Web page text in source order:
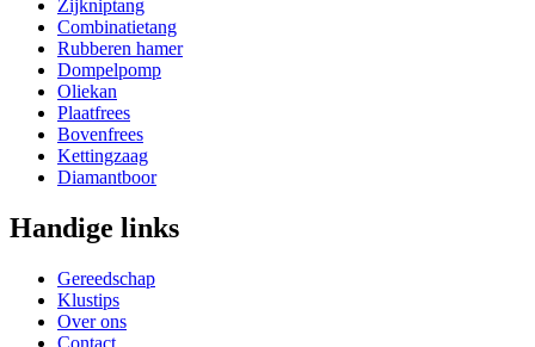
Zijkniptang
Combinatietang
Rubberen hamer
Dompelpomp
Oliekan
Plaatfrees
Bovenfrees
Kettingzaag
Diamantboor
Handige links
Gereedschap
Klustips
Over ons
Contact